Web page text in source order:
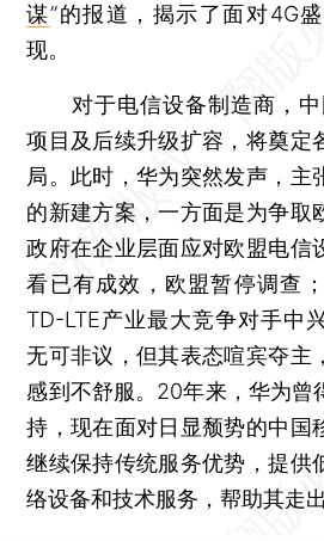
谋”的报道，揭示了面对4G
现。
对于电信设备制造商，中
项目及后续升级扩容，将奠定
局。此时，华为突然发声，主
的新建方案，一方面是为争取
政府在企业层面应对欧盟电信
看已有成效，欧盟暂停调查
TD-LTE产业最大竞争对手中
无可非议，但其表态喧宾夺主
感到不舒服。20年来，华为曾
持，现在面对日显颓势的中国
继续保持传统服务优势，提供
络设备和技术服务，帮助其走出